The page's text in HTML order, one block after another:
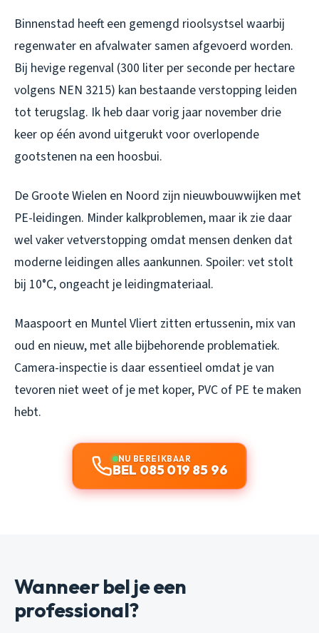
Binnenstad heeft een gemengd rioolsystsel waarbij
regenwater en afvalwater samen afgevoerd worden.
Bij hevige regenval (300 liter per seconde per hectare
volgens NEN 3215) kan bestaande verstopping leiden
tot terugslag. Ik heb daar vorig jaar november drie
keer op één avond uitgerukt voor overlopende
gootstenen na een hoosbui.
De Groote Wielen en Noord zijn nieuwbouwwijken met
PE-leidingen. Minder kalkproblemen, maar ik zie daar
wel vaker vetverstopping omdat mensen denken dat
moderne leidingen alles aankunnen. Spoiler: vet stolt
bij 10°C, ongeacht je leidingmateriaal.
Maaspoort en Muntel Vliert zitten ertussenin, mix van
oud en nieuw, met alle bijbehorende problematiek.
Camera-inspectie is daar essentieel omdat je van
tevoren niet weet of je met koper, PVC of PE te maken
hebt.
NU BEREIKBAAR
BEL 085 019 85 96
Wanneer bel je een
professional?